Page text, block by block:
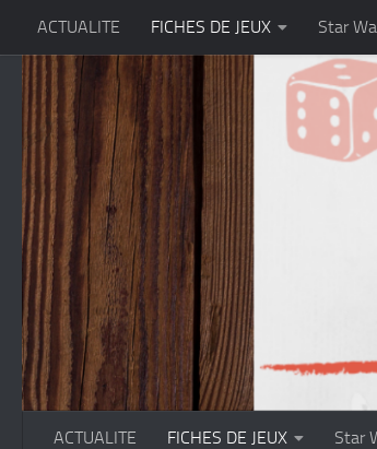
Skip to content
ACTUALITE FICHES DE JEUX Star
ACTUALITE FICHES DE JEUX Star